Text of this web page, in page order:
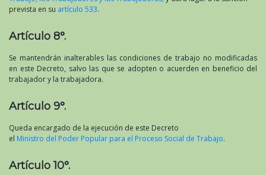
prevista en su artículo 533.
Artículo 8°.
Se mantendrán inalterables las condiciones de trabajo no modificadas
en este Decreto, salvo las que se adopten o acuerden en beneficio del
trabajador y la trabajadora.
Artículo 9°.
Queda encargado de la ejecución de este Decreto
el Ministro del Poder Popular para el Proceso Social de Trabajo.
Artículo 10°.